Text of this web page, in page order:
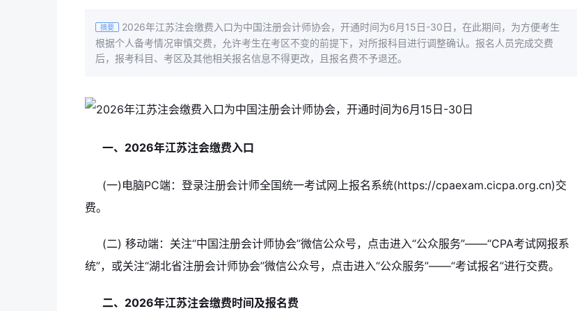
摘要
2026年江苏注会缴费入口为中国注册会计师协会，开通时间为6月15日-30日，在此期间，为方便考生
根据个人备考情况审慎交费，允许考生在考区不变的前提下，对所报科目进行调整确认。报名人员完成交费
后，报考科目、考区及其他相关报名信息不得更改，且报名费不予退还。
一、2026年江苏注会缴费入口
(一)电脑PC端：登录注册会计师全国统一考试网上报名系统(https://cpaexam.cicpa.org.cn)交
费。
(二) 移动端：关注“中国注册会计师协会”微信公众号，点击进入“公众服务”——“CPA考试网报系
统”，或关注“湖北省注册会计师协会”微信公众号，点击进入“公众服务”——“考试报名”进行交费。
二、2026年江苏注会缴费时间及报名费